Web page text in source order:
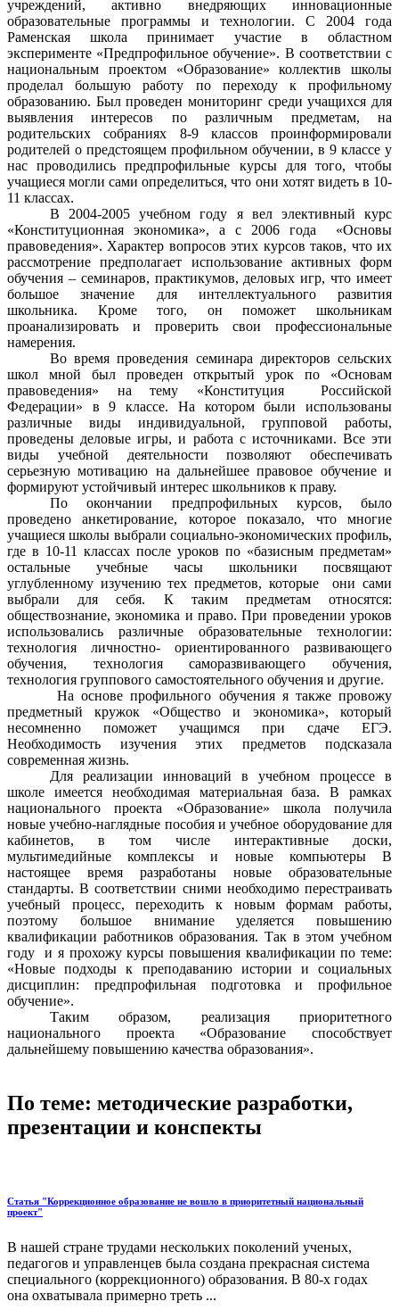
учреждений, активно внедряющих инновационные
образовательные программы и технологии. С 2004 года
Раменская школа принимает участие в областном
эксперименте «Предпрофильное обучение». В соответствии с
национальным проектом «Образование» коллектив школы
проделал большую работу по переходу к профильному
образованию. Был проведен мониторинг среди учащихся для
выявления интересов по различным предметам, на
родительских собраниях 8-9 классов проинформировали
родителей о предстоящем профильном обучении, в 9 классе у
нас проводились предпрофильные курсы для того, чтобы
учащиеся могли сами определиться, что они хотят видеть в 10-
11 классах.
В 2004-2005 учебном году я вел элективный курс
«Конституционная экономика», а с 2006 года «Основы
правоведения». Характер вопросов этих курсов таков, что их
рассмотрение предполагает использование активных форм
обучения – семинаров, практикумов, деловых игр, что имеет
большое значение для интеллектуального развития
школьника. Кроме того, он поможет школьникам
проанализировать и проверить свои профессиональные
намерения.
Во время проведения семинара директоров сельских
школ мной был проведен открытый урок по «Основам
правоведения» на тему «Конституция Российской
Федерации» в 9 классе. На котором были использованы
различные виды индивидуальной, групповой работы,
проведены деловые игры, и работа с источниками. Все эти
виды учебной деятельности позволяют обеспечивать
серьезную мотивацию на дальнейшее правовое обучение и
формируют устойчивый интерес школьников к праву.
По окончании предпрофильных курсов, было
проведено анкетирование, которое показало, что многие
учащиеся школы выбрали социально-экономических профиль,
где в 10-11 классах после уроков по «базисным предметам»
остальные учебные часы школьники посвящают
углубленному изучению тех предметов, которые они сами
выбрали для себя. К таким предметам относятся:
обществознание, экономика и право. При проведении уроков
использовались различные образовательные технологии:
технология личностно- ориентированного развивающего
обучения, технология саморазвивающего обучения,
технология группового самостоятельного обучения и другие.
На основе профильного обучения я также провожу
предметный кружок «Общество и экономика», который
несомненно поможет учащимся при сдаче ЕГЭ.
Необходимость изучения этих предметов подсказала
современная жизнь.
Для реализации инноваций в учебном процессе в
школе имеется необходимая материальная база. В рамках
национального проекта «Образование» школа получила
новые учебно-наглядные пособия и учебное оборудование для
кабинетов, в том числе интерактивные доски,
мультимедийные комплексы и новые компьютеры В
настоящее время разработаны новые образовательные
стандарты. В соответствии сними необходимо перестраивать
учебный процесс, переходить к новым формам работы,
поэтому большое внимание уделяется повышению
квалификации работников образования. Так в этом учебном
году и я прохожу курсы повышения квалификации по теме:
«Новые подходы к преподаванию истории и социальных
дисциплин: предпрофильная подготовка и профильное
обучение».
Таким образом, реализация приоритетного
национального проекта «Образование способствует
дальнейшему повышению качества образования».
По теме: методические разработки,
презентации и конспекты
Статья "Коррекционное образование не вошло в приоритетный национальный
проект"
В нашей стране трудами нескольких поколений ученых,
педагогов и управленцев была создана прекрасная система
специального (коррекционного) образования. В 80-х годах
она охватывала примерно треть ...